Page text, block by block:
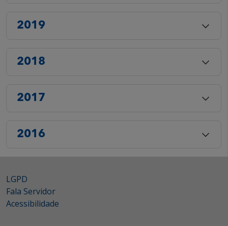
2019
2018
2017
2016
LGPD
Fala Servidor
Acessibilidade